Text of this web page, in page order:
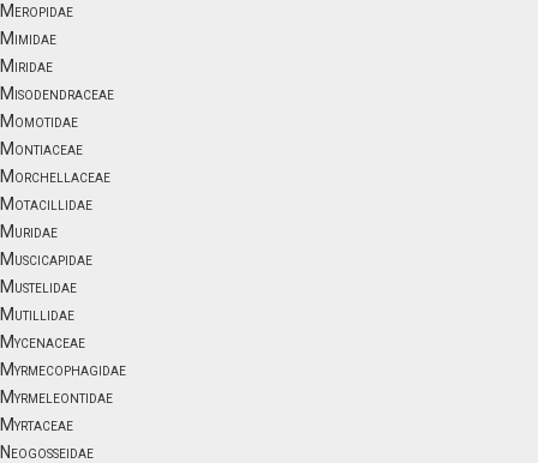
Meropidae
Mimidae
Miridae
Misodendraceae
Momotidae
Montiaceae
Morchellaceae
Motacillidae
Muridae
Muscicapidae
Mustelidae
Mutillidae
Mycenaceae
Myrmecophagidae
Myrmeleontidae
Myrtaceae
Neogosseidae